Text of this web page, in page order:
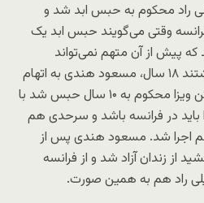
راد محکوم به حبس ابد شد و
فرانسه وقتی می‌گویند حبس ابد یک
پیش از آن متهم نمی‌تواند
مشمول عفو شود که آن گذاشتند ۱۸ سال، مسعود هندی به اتهام
معاونت در قتل از طریق گرفتن ویزا محکوم به ۱۰ سال حبس شد با
در فرانسه باشد و سرحدی هم
اجرا شد. مسعود هندی پس از
از زندان آزاد شد و از فرانسه
راد هم به همین صورت.